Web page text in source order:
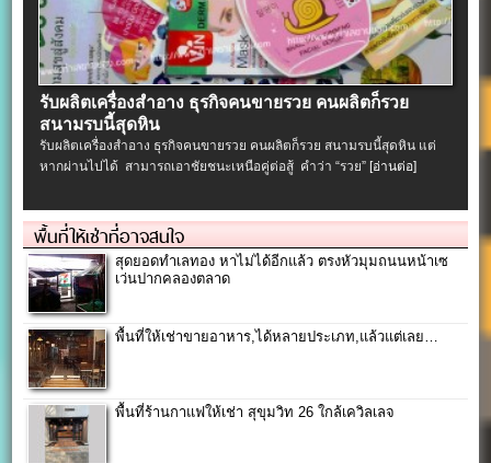
รับผลิตเครื่องสําอาง ธุรกิจคนขายรวย คนผลิตก็รวย
สนามรบนี้สุดหิน
รับผลิตเครื่องสําอาง ธุรกิจคนขายรวย คนผลิตก็รวย สนามรบนี้สุดหิน แต่
หากผ่านไปได้ สามารถเอาชัยชนะเหนือคู่ต่อสู้ คำว่า “รวย”[อ่านต่อ]
พื้นที่ให้เช่าที่อาจสนใจ
สุดยอดทำเลทอง หาไม่ได้อีกแล้ว ตรงหัวมุมถนนหน้าเซ
เว่นปากคลองตลาด
พื้นที่ให้เช่าขายอาหาร,ได้หลายประเภท,แล้วแต่เลย…
พื้นที่ร้านกาแฟให้เช่า สุขุมวิท 26 ใกล้เควิลเลจ